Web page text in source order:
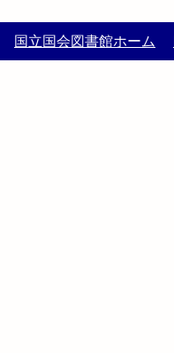
国立国会図書館ホーム